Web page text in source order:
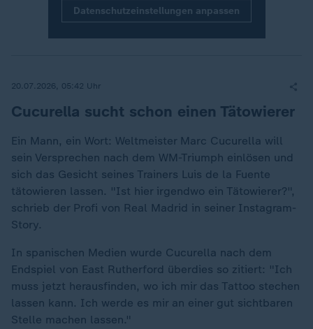
Datenschutzeinstellungen anpassen
20.07.2026, 05:42 Uhr
Cucurella sucht schon einen Tätowierer
Ein Mann, ein Wort: Weltmeister Marc Cucurella will
sein Versprechen nach dem WM-Triumph einlösen und
sich das Gesicht seines Trainers Luis de la Fuente
tätowieren lassen. "Ist hier irgendwo ein Tätowierer?",
schrieb der Profi von Real Madrid in seiner Instagram-
Story.
In spanischen Medien wurde Cucurella nach dem
Endspiel von East Rutherford überdies so zitiert: "Ich
muss jetzt herausfinden, wo ich mir das Tattoo stechen
lassen kann. Ich werde es mir an einer gut sichtbaren
Stelle machen lassen."